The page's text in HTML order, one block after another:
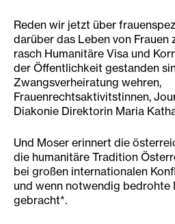
Reden wir jetzt über
darüber das Leben von Frauen
rasch Humanitäre Visa und
der Öffentlichkeit gestanden
Zwangsverheiratung wehren,
Frauenrechtsaktivitstinnen,
Diakonie Direktorin Maria
Und Moser erinnert die
die humanitäre Tradition
bei großen internationalen
und wenn notwendig bedrohte
gebracht*.